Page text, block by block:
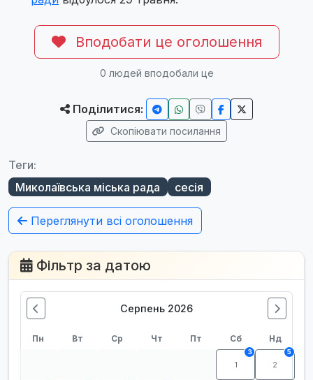
Вподобати це оголошення
0 людей вподобали це
Поділитися:
Скопіювати посилання
Теги:
Миколаївська міська рада
сесія
Переглянути всі оголошення
Фільтр за датою
Серпень 2026
Пн Вт Ср Чт Пт Сб Нд
1
3
2
5